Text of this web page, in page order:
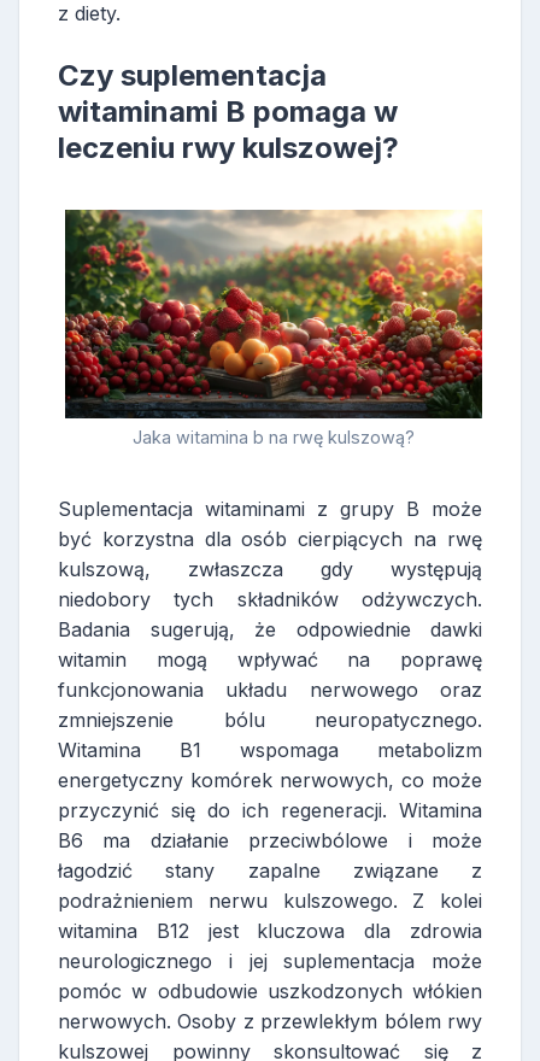
z diety.
Czy suplementacja
witaminami B pomaga w
leczeniu rwy kulszowej?
Jaka witamina b na rwę kulszową?
Suplementacja witaminami z grupy B może
być korzystna dla osób cierpiących na rwę
kulszową, zwłaszcza gdy występują
niedobory tych składników odżywczych.
Badania sugerują, że odpowiednie dawki
witamin mogą wpływać na poprawę
funkcjonowania układu nerwowego oraz
zmniejszenie bólu neuropatycznego.
Witamina B1 wspomaga metabolizm
energetyczny komórek nerwowych, co może
przyczynić się do ich regeneracji. Witamina
B6 ma działanie przeciwbólowe i może
łagodzić stany zapalne związane z
podrażnieniem nerwu kulszowego. Z kolei
witamina B12 jest kluczowa dla zdrowia
neurologicznego i jej suplementacja może
pomóc w odbudowie uszkodzonych włókien
nerwowych. Osoby z przewlekłym bólem rwy
kulszowej powinny skonsultować się z